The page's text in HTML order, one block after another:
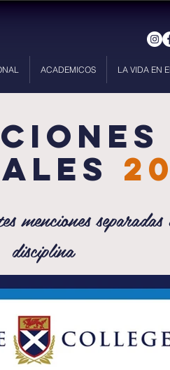
ACADEMICOS LA VIDA EN
menciones
disciplina